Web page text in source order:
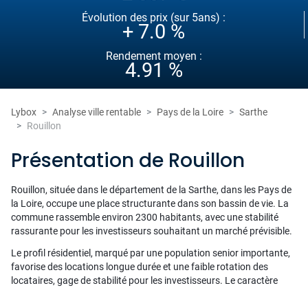
Évolution des prix (sur 5ans) :
+ 7.0 %
Rendement moyen :
4.91 %
Lybox Analyse ville rentable Pays de la Loire
Sarthe
Rouillon
Présentation de Rouillon
Rouillon, située dans le département de la Sarthe, dans les Pays de
la Loire, occupe une place structurante dans son bassin de vie. La
commune rassemble environ 2300 habitants, avec une stabilité
rassurante pour les investisseurs souhaitant un marché prévisible.
Le profil résidentiel, marqué par une population senior importante,
favorise des locations longue durée et une faible rotation des
locataires, gage de stabilité pour les investisseurs. Le caractère